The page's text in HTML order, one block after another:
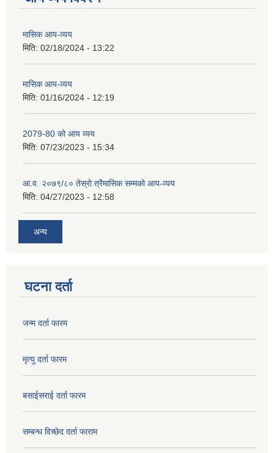
मासिक आय-व्यय
मिति: 02/18/2024 - 13:22
मासिक आय-व्यय
मिति: 01/16/2024 - 12:19
2079-80 को आय व्यय
मिति: 07/23/2023 - 15:34
आ.व. २०७९/८० तेस्रो त्रैमासिक सम्मको आय-व्यय
मिति: 04/27/2023 - 12:58
अन्य
घटना दर्ता
जन्म दर्ता फारम
मृत्यु दर्ता फारम
बसाईसराई दर्ता फारम
सम्बन्ध विच्छेद दर्ता फाराम